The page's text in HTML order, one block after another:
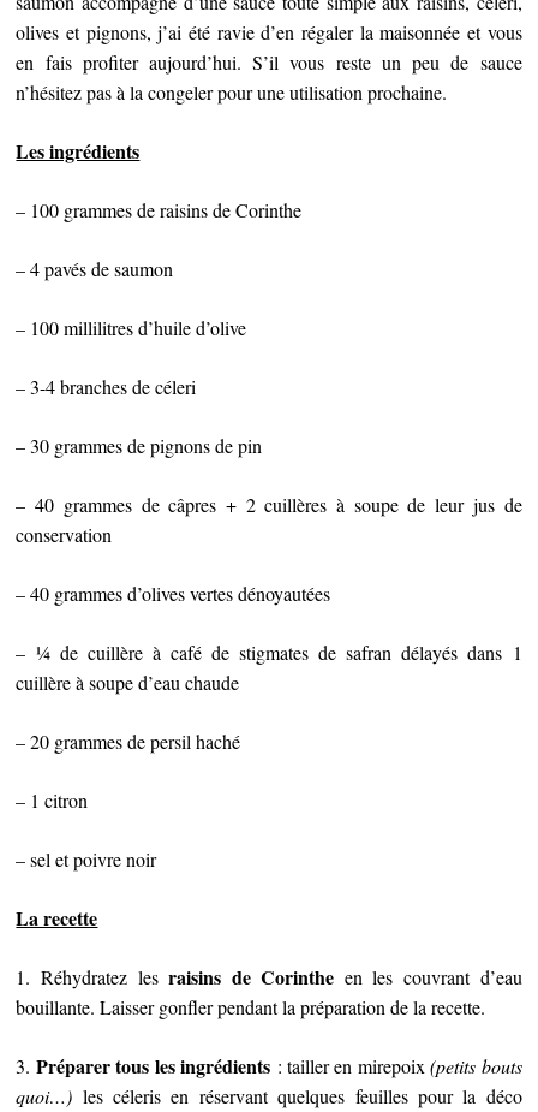
olives et pignons, j’ai été ravie d’en régaler la maisonnée et vous
en fais profiter aujourd’hui. S’il vous reste un peu de sauce
n’hésitez pas à la congeler pour une utilisation prochaine.
Les ingrédients
– 100 grammes de raisins de Corinthe
– 4 pavés de saumon
– 100 millilitres d’huile d’olive
– 3-4 branches de céleri
– 30 grammes de pignons de pin
– 40 grammes de câpres + 2 cuillères à soupe de leur jus de
conservation
– 40 grammes d’olives vertes dénoyautées
– ¼ de cuillère à café de stigmates de safran délayés dans 1
cuillère à soupe d’eau chaude
– 20 grammes de persil haché
– 1 citron
– sel et poivre noir
La recette
1. Réhydratez lesraisins de Corinthe en les couvrant d’eau
bouillante. Laisser gonfler pendant la préparation de la recette.
3. Préparer tous les ingrédients : tailler en mirepoix(petits bouts
quoi…) les céleris en réservant quelques feuilles pour la déco